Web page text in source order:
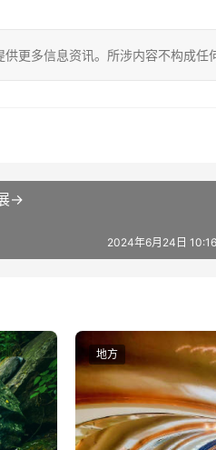
更多信息资讯。所涉内容不构成
→
2024年6月24日 10:16
地方